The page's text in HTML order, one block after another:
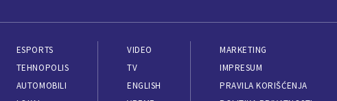
ESPORTS
TEHNOPOLIS
AUTOMOBILI
VIDEO
TV
ENGLISH
MARKETING
IMPRESUM
PRAVILA KORIŠĆENJA